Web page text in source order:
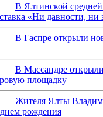
В Ялтинской
«Ни давности, ни
В Гаспре открыли
В Массандре
площадку
Жителя Ялты
рождения